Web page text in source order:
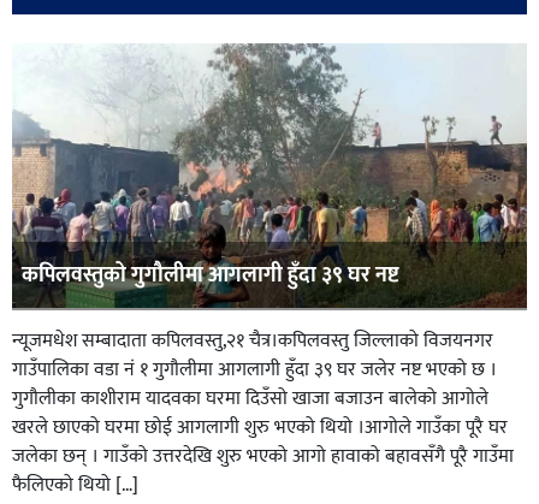
शिक्षा
स्वास्थ्य
कपिलवस्तुको गुगौलीमा आगलागी हुँदा ३९ घर नष्ट
न्यूजमधेश सम्बादाता कपिलवस्तु,२१ चैत्र।कपिलवस्तु जिल्लाको विजयनगर
गाउँपालिका वडा नं १ गुगौलीमा आगलागी हुँदा ३९ घर जलेर नष्ट भएको छ ।
गुगौलीका काशीराम यादवका घरमा दिउँसो खाजा बजाउन बालेको आगोले
खरले छाएको घरमा छोई आगलागी शुरु भएको थियो ।आगोले गाउँका पूरै घर
जलेका छन् । गाउँको उत्तरदेखि शुरु भएको आगो हावाको बहावसँगै पूरै गाउँमा
फैलिएको थियो […]